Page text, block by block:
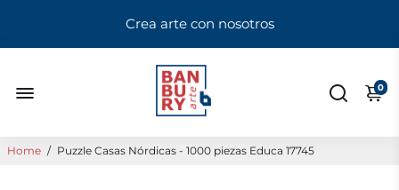
Crea arte con nosotros
0
Home / Puzzle Casas Nórdicas - 1000 piezas Educa 17745